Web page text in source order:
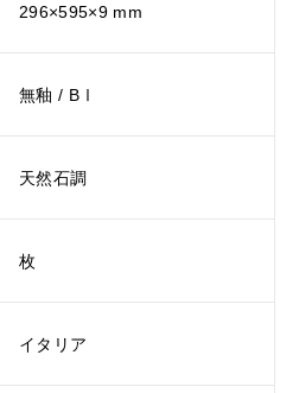
296×595×9 mm
無釉 / BⅠ
天然石調
枚
イタリア